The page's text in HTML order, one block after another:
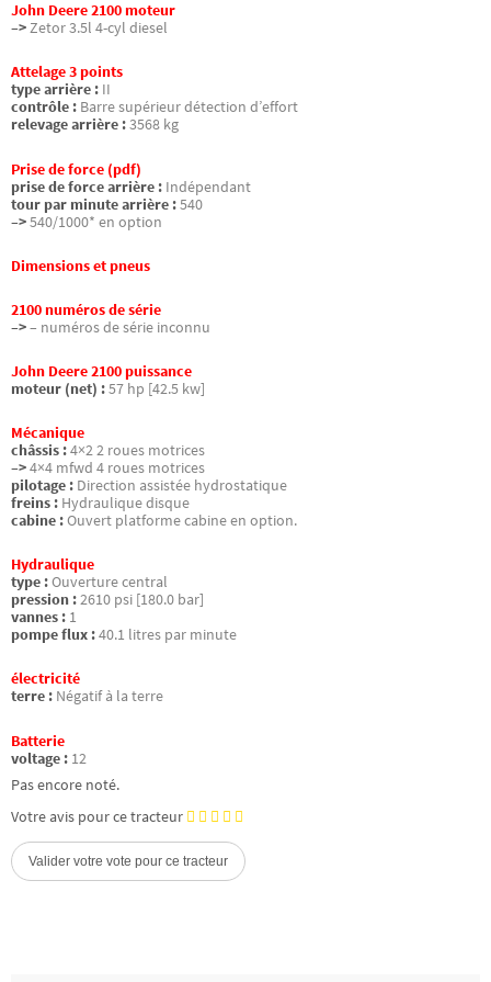
John Deere 2100 moteur
–>Zetor 3.5l 4-cyl diesel
Attelage 3 points
type arrière : II
contrôle : Barre supérieur détection d’effort
relevage arrière :3568 kg
Prise de force (pdf)
prise de force arrière : Indépendant
tour par minute arrière :540
–>540/1000* en option
Dimensions et pneus
2100 numéros de série
–>– numéros de série inconnu
John Deere 2100 puissance
moteur (net) :57 hp [42.5 kw]
Mécanique
châssis :4×2 2 roues motrices
–>4×4 mfwd 4 roues motrices
pilotage : Direction assistée hydrostatique
freins : Hydraulique disque
cabine :Ouvert platforme cabine en option.
Hydraulique
type :Ouverture central
pression :2610 psi [180.0 bar]
vannes : 1
pompe flux :40.1 litres par minute
électricité
terre : Négatif à la terre
Batterie
voltage : 12
Pas encore noté.
Votre avis pour ce tracteur